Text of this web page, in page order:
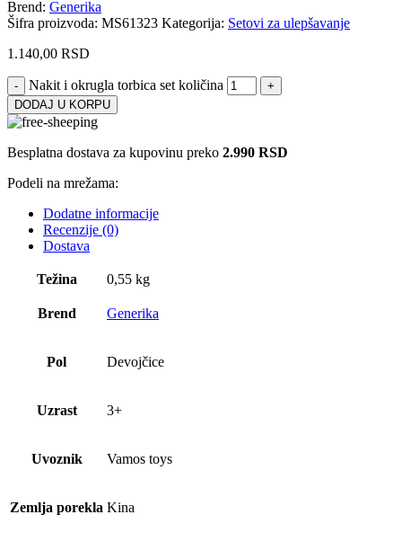
Brend: Generika
Šifra proizvoda: MS61323 Kategorija: Setovi za ulepšavanje
1.140,00 RSD
Nakit i okrugla torbica set količina
DODAJ U KORPU
Besplatna dostava za kupovinu preko 2.990 RSD
Podeli na mrežama:
Dodatne informacije
Recenzije (0)
Dostava
Težina 0,55 kg
Brend Generika
Pol Devojčice
Uzrast 3+
Uvoznik Vamos toys
Zemlja porekla Kina